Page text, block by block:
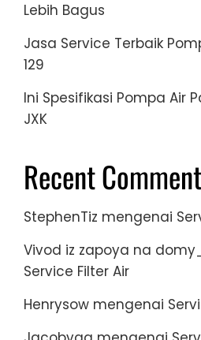
Lebih Bagus
Jasa Service Terbaik
129
Ini Spesifikasi Pompa Air
JXK
Recent
StephenTiz mengenai
Vivod iz zapoya na
Service Filter Air
Henrysow mengenai